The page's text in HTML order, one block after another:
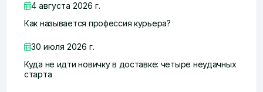
4 августа 2026 г.
Как называется профессия курьера?
30 июля 2026 г.
Куда не идти новичку в доставке: четыре неудачных
старта